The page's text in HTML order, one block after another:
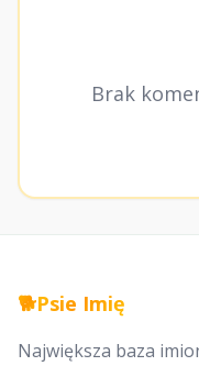
Brak
🐕Psie Imię
Największa baza